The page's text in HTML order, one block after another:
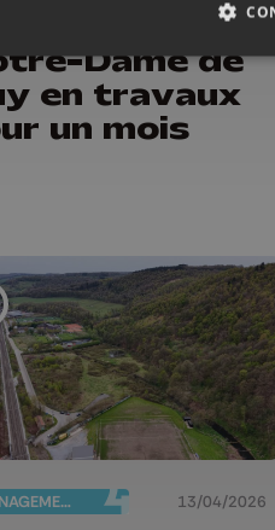
Dame de
en travaux
un mois
AMÉNAGEMENT DU TERRITOIRE 13/04/2026